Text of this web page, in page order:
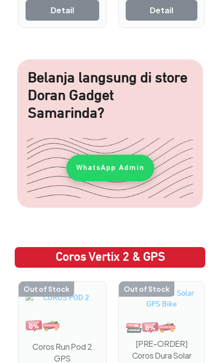
Detail Detail
Belanja langsung di store
Doran Gadget
Samarinda?
WhatsApp Admin
Coros Vertix 2 & GPS
Out of Stock
Coros Run Pod 2
GPS
Out of Stock
[PRE-ORDER]
Coros Dura Solar